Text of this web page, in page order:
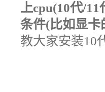
上cpu(10代/
条件(比如显卡
教大家安装10